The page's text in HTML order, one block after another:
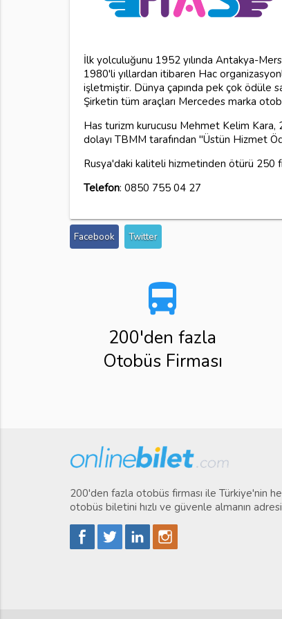
İlk yolculuğunu 1952 yılında Antakya-
1980'li yıllardan itibaren Hac
işletmiştir. Dünya çapında pek çok ödüle
Şirketin tüm araçları Mercedes marka
Has turizm kurucusu Mehmet Kelim Kara,
dolayı TBMM tarafından "Üstün Hizmet
Rusya'daki kaliteli hizmetinden ötürü 250
Telefon: 0850 755 04 27
Facebook Twitter
directions_bus
200'den fazla
Otobüs Firması
200'den fazla otobüs firması ile Türkiye'nin
otobüs biletini hızlı ve güvenle almanın